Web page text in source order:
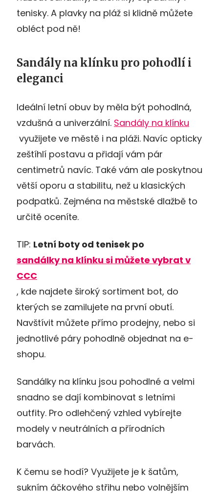
tenisky. A plavky na pláž si klidně můžete
obléct pod ně!
Sandály na klínku pro pohodlí i
eleganci
Ideální letní obuv by měla být pohodlná,
vzdušná a univerzální. Sandály na klínku
využijete ve městě i na pláži. Navíc opticky
zeštíhlí postavu a přidají vám pár
centimetrů navíc. Také vám ale poskytnou
větší oporu a stabilitu, než u klasických
podpatků. Zejména na městské dlažbě to
určitě oceníte.
TIP: Letní boty od tenisek po
sandálky na klínku si můžete vybrat v
CCC
, kde najdete široký sortiment bot, do
kterých se zamilujete na první obutí.
Navštívit můžete přímo prodejny, nebo si
jednotlivé páry pohodlně objednat na e-
shopu.
Sandálky na klínku jsou pohodlné a velmi
snadno se dají kombinovat s letními
outfity. Pro odlehčený vzhled vybírejte
modely v neutrálních a přírodních
barvách.
K čemu se hodí? Využijete je k šatům,
sukním áčkového střihu nebo volnějším